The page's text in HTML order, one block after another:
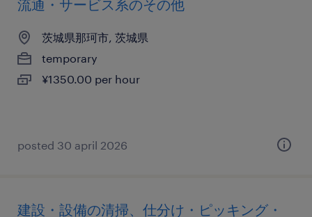
流通・サービス系のその他
茨城県那珂市, 茨城県
temporary
¥1350.00 per hour
posted 30 april 2026
建設・設備の清掃、仕分け・ピッキング・